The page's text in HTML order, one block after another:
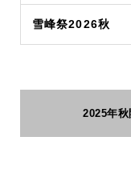
雪峰祭2026秋
2025年